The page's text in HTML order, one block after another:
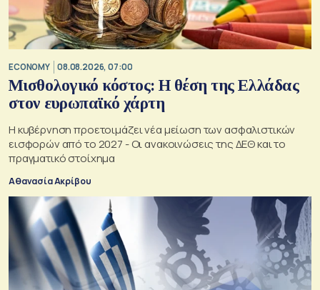
ECONOMY 08.08.2026, 07:00
Μισθολογικό κόστος: Η θέση της Ελλάδας
στον ευρωπαϊκό χάρτη
Η κυβέρνηση προετοιμάζει νέα μείωση των ασφαλιστικών
εισφορών από το 2027 - Οι ανακοινώσεις της ΔΕΘ και το
πραγματικό στοίχημα
Αθανασία Ακρίβου